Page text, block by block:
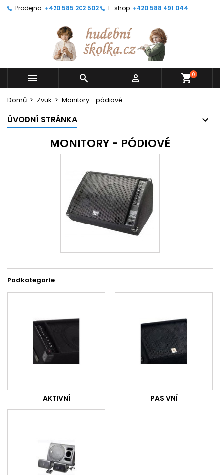
Prodejna: +420 585 202 502 E-shop: +420 588 491 044
   shopping_cart0
Domů Zvuk Monitory - pódiové
ÚVODNÍ STRÁNKA
MONITORY - PÓDIOVÉ
Podkategorie
AKTIVNÍ PASIVNÍ